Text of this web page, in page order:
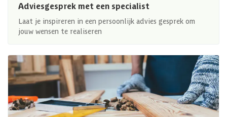
Adviesgesprek met een specialist
Laat je inspireren in een persoonlijk advies gesprek om
jouw wensen te realiseren